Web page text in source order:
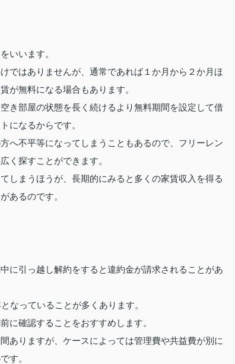
いいます。
ではありませんが、通常であれば１か月から２か月ほ
が無料になる場合もあります。
き部屋の状態を長く続けるより無料期間を設定して借
になるからです。
へ不平等になってしまうこともあるので、フリーレン
く探すことができます。
しまうほうが、長期的にみると多くの家賃収入を得る
あるのです。
に引っ越し解約をすると違約金が請求されることがあ
なっていることが多くあります。
に確認することをおすすめします。
ありますが、ケースによっては管理費や共益費が別に
す。